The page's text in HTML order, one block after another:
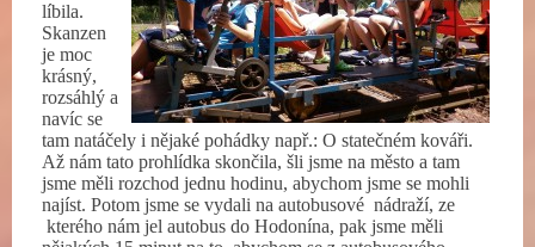
líbila.
Skanzen
je moc
krásný,
rozsáhlý a
navíc se
tam natáčely i nějaké pohádky např.: O statečném kováři.
Až nám tato prohlídka skončila, šli jsme na město a tam
jsme měli rozchod jednu hodinu, abychom jsme se mohli
najíst. Potom jsme se vydali na autobusové nádraží, ze
kterého nám jel autobus do Hodonína, pak jsme měli